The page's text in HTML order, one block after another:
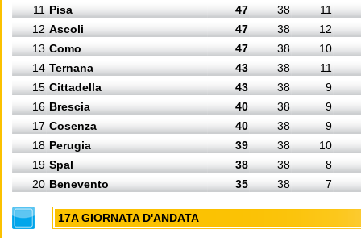
11 Pisa 47 38
11
12 Ascoli 47 38
12
13 Como 47 38
10
14 Ternana 43 38
11
15 Cittadella 43 38
9
16 Brescia 40 38
9
17 Cosenza 40 38
9
18 Perugia 39 38
10
19 Spal 38 38
8
20 Benevento 35 38 7
17A GIORNATA D'ANDATA